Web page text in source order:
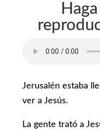
Jerusalén estaba
ver a Jesús.
La gente trató a